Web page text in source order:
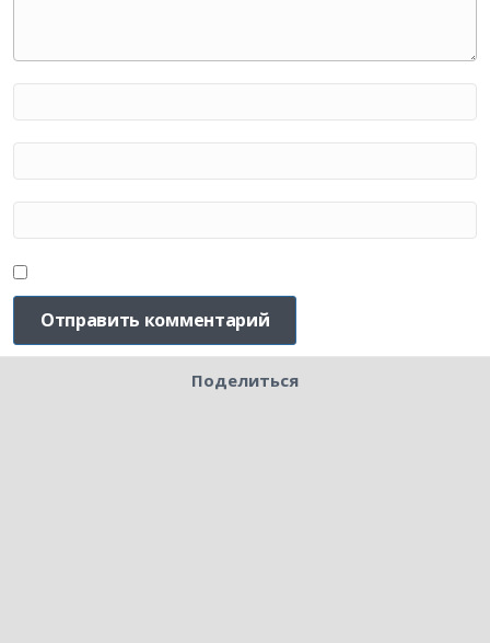
Поделиться